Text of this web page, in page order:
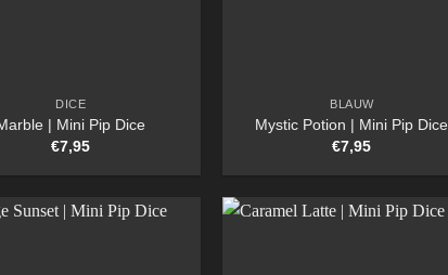
DICE
| Mini Pip Dice
€7,95
BLAUW
Mystic Potion | Mini Pip Dice
€7,95